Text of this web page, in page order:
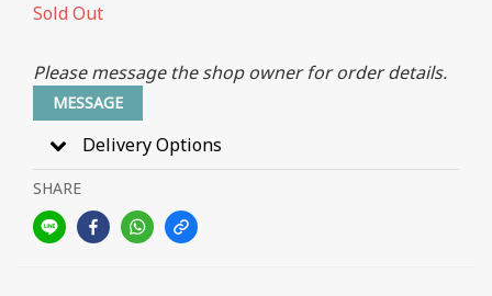
Sold Out
Please message the shop owner for order details.
MESSAGE
Delivery Options
SHARE